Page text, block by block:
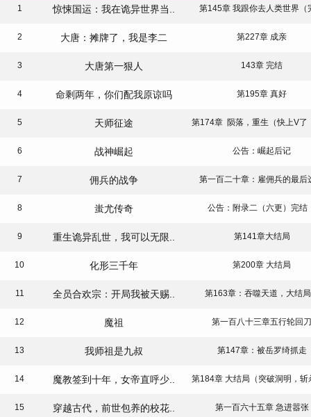
1 惊悚国运：我在诡异世界当.. 第145章 我跟你去人类世界（
2 大唐：摊牌了，我是李二 第227章 成亲
3 大唐第一狠人 143章 完结
4 命剩两年，你们配我原谅吗 第195章 真好
5 天师征途
6 战神崛起 公告：崛起后记
7 佣兵的战争 第一百二十章：雇佣兵的最后
8 蚩尤传奇 公告：附录二（六更）完结
9 重生诡异乱世，我可以无限.. 第141章大结局
10 化形三千年 第200章 大结局
11 全员合欢宗：开局我被天赐.. 第163章：吞噬天道，大结
12 魔祖 第一百八十三章五行轮回刀
13 我师祖是九叔 第147章：被岳罗绮抓走
14 魔教签到十年，女帝直呼少..
15 穿越古代，前世包养的校花.. 第一百六十五章 急进嚣张